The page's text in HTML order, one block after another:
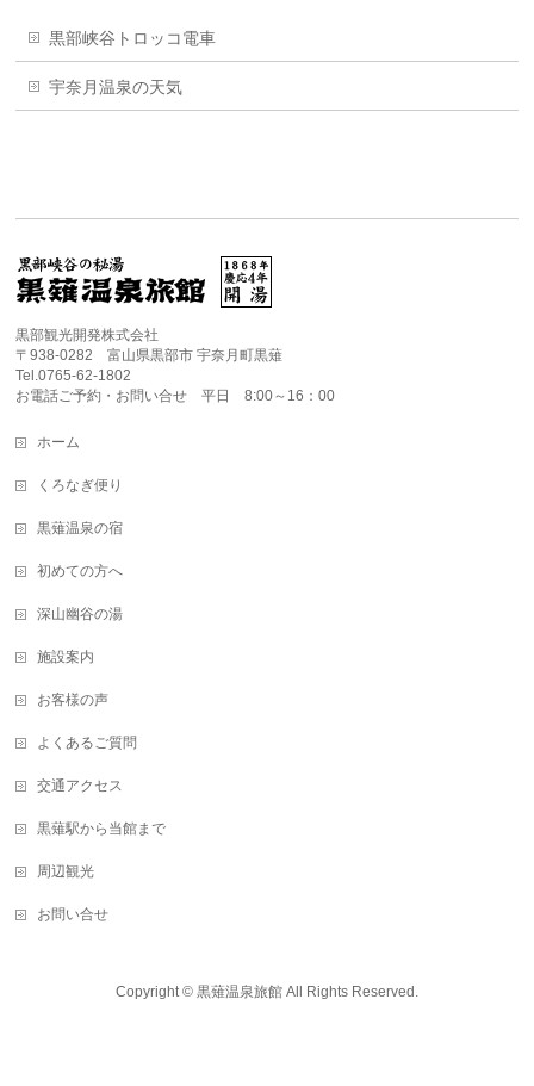
黒部峡谷トロッコ電車
宇奈月温泉の天気
黒部観光開発株式会社
〒938-0282 富山県黒部市 宇奈月町黒薙
Tel.0765-62-1802
お電話ご予約・お問い合せ 平日 8:00～16：00
ホーム
くろなぎ便り
黒薙温泉の宿
初めての方へ
深山幽谷の湯
施設案内
お客様の声
よくあるご質問
交通アクセス
黒薙駅から当館まで
周辺観光
お問い合せ
Copyright © 黒薙温泉旅館All Rights Reserved.